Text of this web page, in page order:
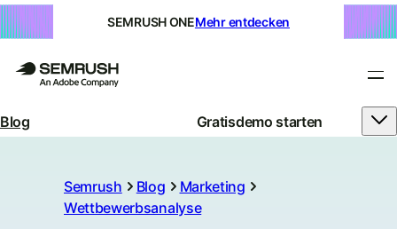
SEMRUSH ONEMehr entdecken
Blog Gratisdemo starten
Semrush Blog
Marketing
Wettbewerbsanalyse